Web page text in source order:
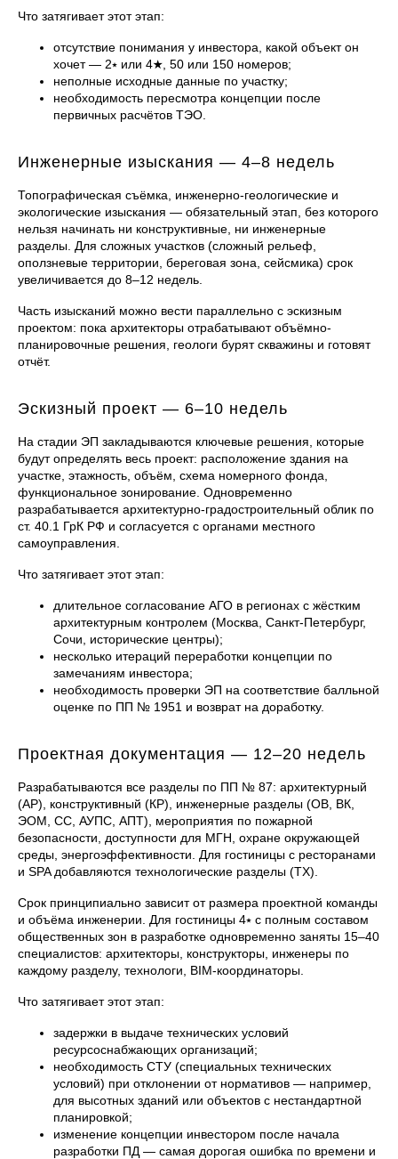
Что затягивает этот этап:
отсутствие понимания у инвестора, какой объект он
хочет — 2⭑ или 4★, 50 или 150 номеров;
неполные исходные данные по участку;
необходимость пересмотра концепции после
первичных расчётов ТЭО.
Инженерные изыскания — 4–8 недель
Топографическая съёмка, инженерно-геологические и
экологические изыскания — обязательный этап, без которого
нельзя начинать ни конструктивные, ни инженерные
разделы. Для сложных участков (сложный рельеф,
оползневые территории, береговая зона, сейсмика) срок
увеличивается до 8–12 недель.
Часть изысканий можно вести параллельно с эскизным
проектом: пока архитекторы отрабатывают объёмно-
планировочные решения, геологи бурят скважины и готовят
отчёт.
Эскизный проект — 6–10 недель
На стадии ЭП закладываются ключевые решения, которые
будут определять весь проект: расположение здания на
участке, этажность, объём, схема номерного фонда,
функциональное зонирование. Одновременно
разрабатывается архитектурно-градостроительный облик по
ст. 40.1 ГрК РФ и согласуется с органами местного
самоуправления.
Что затягивает этот этап:
длительное согласование АГО в регионах с жёстким
архитектурным контролем (Москва, Санкт-Петербург,
Сочи, исторические центры);
несколько итераций переработки концепции по
замечаниям инвестора;
необходимость проверки ЭП на соответствие балльной
оценке по ПП № 1951 и возврат на доработку.
Проектная документация — 12–20 недель
Разрабатываются все разделы по ПП № 87: архитектурный
(АР), конструктивный (КР), инженерные разделы (ОВ, ВК,
ЭОМ, СС, АУПС, АПТ), мероприятия по пожарной
безопасности, доступности для МГН, охране окружающей
среды, энергоэффективности. Для гостиницы с ресторанами
и SPA добавляются технологические разделы (ТХ).
Срок принципиально зависит от размера проектной команды
и объёма инженерии. Для гостиницы 4⭑ с полным составом
общественных зон в разработке одновременно заняты 15–40
специалистов: архитекторы, конструкторы, инженеры по
каждому разделу, технологи, BIM-координаторы.
Что затягивает этот этап:
задержки в выдаче технических условий
ресурсоснабжающих организаций;
необходимость СТУ (специальных технических
условий) при отклонении от нормативов — например,
для высотных зданий или объектов с нестандартной
планировкой;
изменение концепции инвестором после начала
разработки ПД — самая дорогая ошибка по времени и